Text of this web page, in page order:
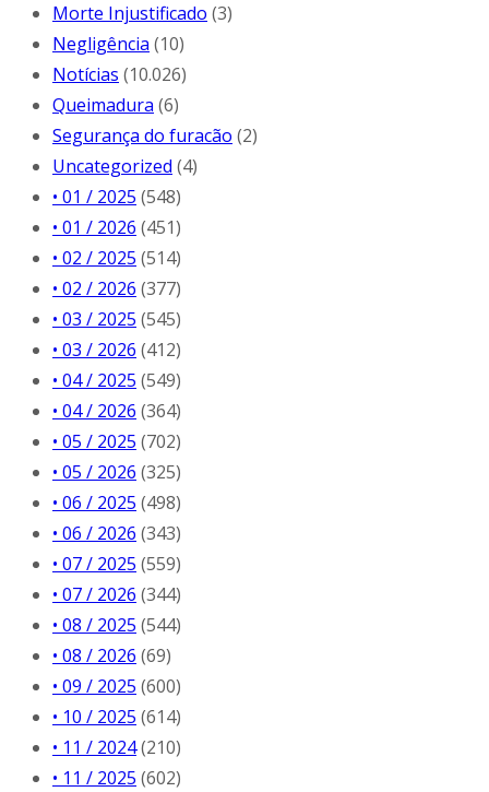
Morte Injustificado (3)
Negligência (10)
Notícias (10.026)
Queimadura (6)
Segurança do furacão (2)
Uncategorized (4)
• 01 / 2025 (548)
• 01 / 2026 (451)
• 02 / 2025 (514)
• 02 / 2026 (377)
• 03 / 2025 (545)
• 03 / 2026 (412)
• 04 / 2025 (549)
• 04 / 2026 (364)
• 05 / 2025 (702)
• 05 / 2026 (325)
• 06 / 2025 (498)
• 06 / 2026 (343)
• 07 / 2025 (559)
• 07 / 2026 (344)
• 08 / 2025 (544)
• 08 / 2026 (69)
• 09 / 2025 (600)
• 10 / 2025 (614)
• 11 / 2024(210)
• 11 / 2025 (602)